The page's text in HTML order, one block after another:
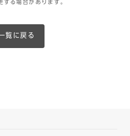
る場合があります。
覧に戻る